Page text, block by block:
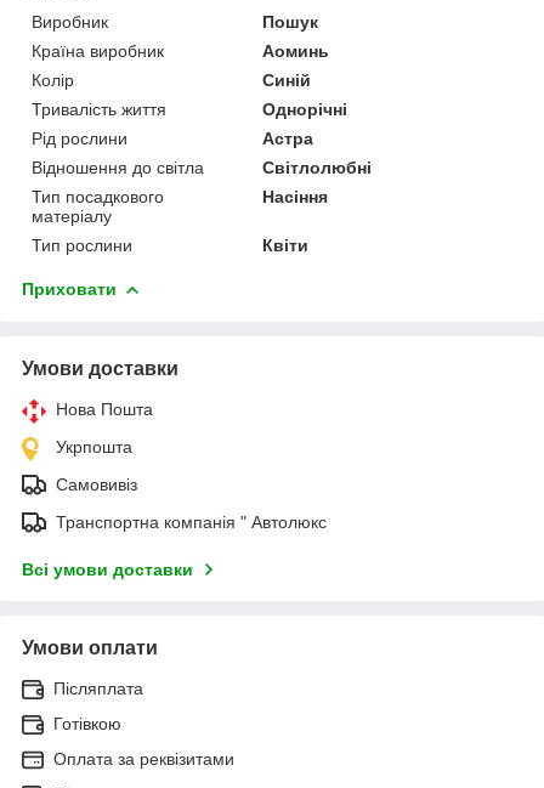
Виробник
Пошук
Країна виробник
Аоминь
Колір
Синій
Тривалість життя
Однорічні
Рід рослини
Астра
Відношення до світла
Світлолюбні
Тип посадкового
матеріалу
Насіння
Тип рослини Квіти
Приховати
Умови доставки
Нова Пошта
Укрпошта
Самовивіз
Транспортна компанія " Автолюкс
Всі умови доставки
Умови оплати
Післяплата
Готівкою
Оплата за реквізитами